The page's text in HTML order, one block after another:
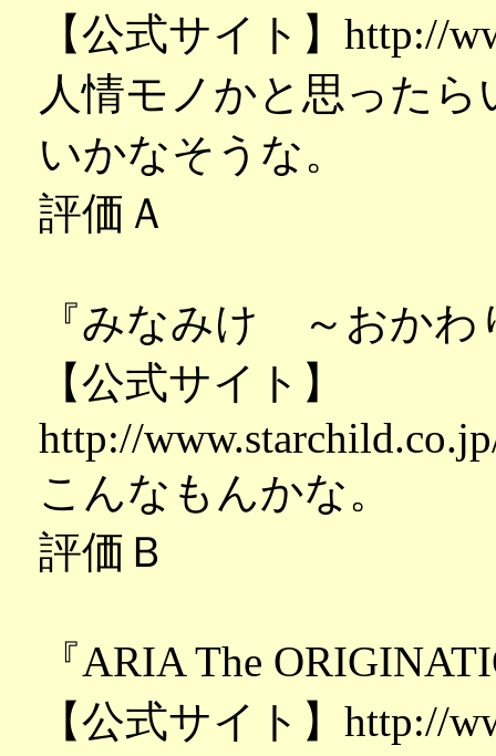
【公式サイト】http://
人情モノかと思った
いかなそうな。
評価Ａ
『みなみけ ～おかわ
【公式サイト】
http://
こんなもんかな。
評価Ｂ
『ARIA The
【公式サイト】http://